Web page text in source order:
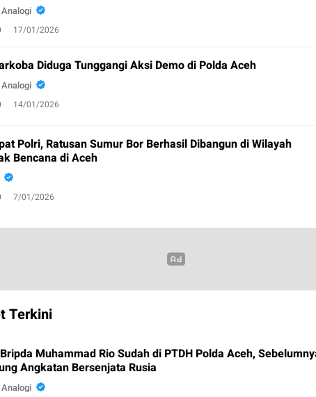
17/01/2026
Diduga Tunggangi Aksi Demo di Polda Aceh
14/01/2026
Polri, Ratusan Sumur Bor Berhasil Dibangun di Wilayah
Bencana di Aceh
7/01/2026
Terkini
Muhammad Rio Sudah di PTDH Polda Aceh,
Angkatan Bersenjata Rusia